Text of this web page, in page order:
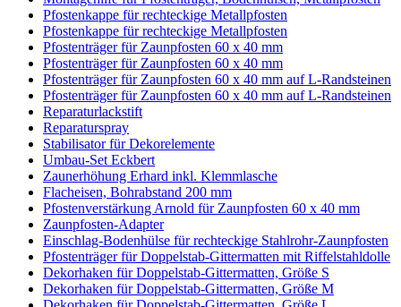
Pfostenkappe für rechteckige Metallpfosten
Pfostenkappe für rechteckige Metallpfosten
Pfostenträger für Zaunpfosten 60 x 40 mm
Pfostenträger für Zaunpfosten 60 x 40 mm
Pfostenträger für Zaunpfosten 60 x 40 mm auf L-Randsteinen
Pfostenträger für Zaunpfosten 60 x 40 mm auf L-Randsteinen
Reparaturlackstift
Reparaturspray
Stabilisator für Dekorelemente
Umbau-Set Eckbert
Zaunerhöhung Erhard inkl. Klemmlasche
Flacheisen, Bohrabstand 200 mm
Pfostenverstärkung Arnold für Zaunpfosten 60 x 40 mm
Zaunpfosten-Adapter
Einschlag-Bodenhülse für rechteckige Stahlrohr-Zaunpfosten
Pfostenträger für Doppelstab-Gittermatten mit Riffelstahldolle
Dekorhaken für Doppelstab-Gittermatten, Größe S
Dekorhaken für Doppelstab-Gittermatten, Größe M